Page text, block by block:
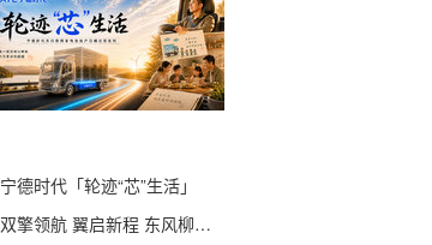
宁德时代「轮迹“芯”生活」
双擎领航 翼启新程 东风柳汽第十届67品牌客户日